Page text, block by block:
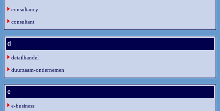
consultancy
consultant
d
detailhandel
duurzaam-ondernemen
e
e-business